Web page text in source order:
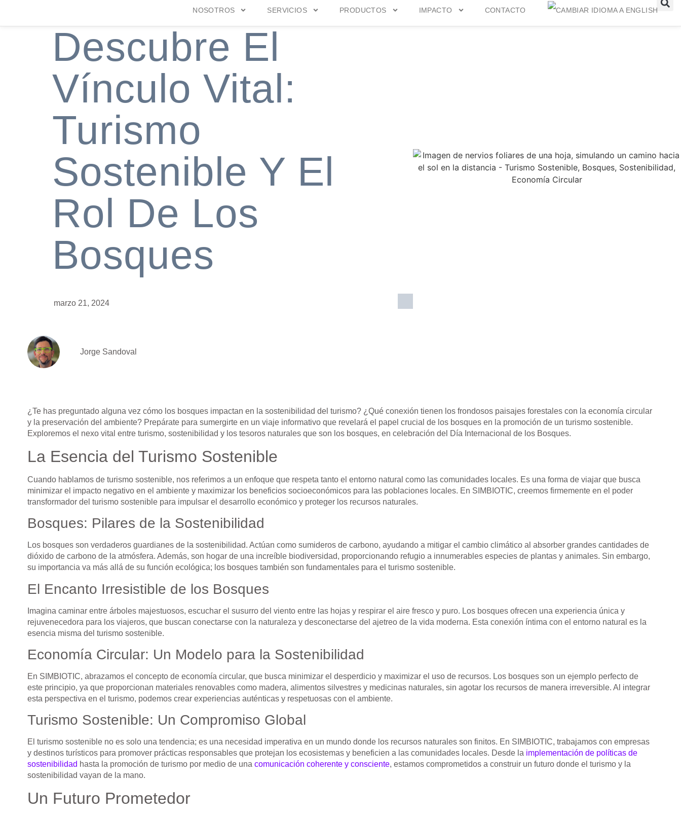
NOSOTROS SERVICIOS PRODUCTOS IMPACTO CONTACTO
Descubre El
Vínculo Vital:
Turismo
Sostenible Y El
Rol De Los
Bosques
marzo 21, 2024
Jorge Sandoval
¿Te has preguntado alguna vez cómo los bosques impactan en la sostenibilidad del turismo? ¿Qué conexión tienen los frondosos paisajes forestales con la economía circular
y la preservación del ambiente? Prepárate para sumergirte en un viaje informativo que revelará el papel crucial de los bosques en la promoción de un turismo sostenible.
Exploremos el nexo vital entre turismo, sostenibilidad y los tesoros naturales que son los bosques, en celebración del Día Internacional de los Bosques.
La Esencia del Turismo Sostenible
Cuando hablamos de turismo sostenible, nos referimos a un enfoque que respeta tanto el entorno natural como las comunidades locales. Es una forma de viajar que busca
minimizar el impacto negativo en el ambiente y maximizar los beneficios socioeconómicos para las poblaciones locales. En SIMBIOTIC, creemos firmemente en el poder
transformador del turismo sostenible para impulsar el desarrollo económico y proteger los recursos naturales.
Bosques: Pilares de la Sostenibilidad
Los bosques son verdaderos guardianes de la sostenibilidad. Actúan como sumideros de carbono, ayudando a mitigar el cambio climático al absorber grandes cantidades de
dióxido de carbono de la atmósfera. Además, son hogar de una increíble biodiversidad, proporcionando refugio a innumerables especies de plantas y animales. Sin embargo,
su importancia va más allá de su función ecológica; los bosques también son fundamentales para el turismo sostenible.
El Encanto Irresistible de los Bosques
Imagina caminar entre árboles majestuosos, escuchar el susurro del viento entre las hojas y respirar el aire fresco y puro. Los bosques ofrecen una experiencia única y
rejuvenecedora para los viajeros, que buscan conectarse con la naturaleza y desconectarse del ajetreo de la vida moderna. Esta conexión íntima con el entorno natural es la
esencia misma del turismo sostenible.
Economía Circular: Un Modelo para la Sostenibilidad
En SIMBIOTIC, abrazamos el concepto de economía circular, que busca minimizar el desperdicio y maximizar el uso de recursos. Los bosques son un ejemplo perfecto de
este principio, ya que proporcionan materiales renovables como madera, alimentos silvestres y medicinas naturales, sin agotar los recursos de manera irreversible. Al integrar
esta perspectiva en el turismo, podemos crear experiencias auténticas y respetuosas con el ambiente.
Turismo Sostenible: Un Compromiso Global
El turismo sostenible no es solo una tendencia; es una necesidad imperativa en un mundo donde los recursos naturales son finitos. En SIMBIOTIC, trabajamos con empresas
y destinos turísticos para promover prácticas responsables que protejan los ecosistemas y beneficien a las comunidades locales. Desde la implementación de políticas de
sostenibilidad hasta la promoción de turismo por medio de una comunicación coherente y consciente, estamos comprometidos a construir un futuro donde el turismo y la
sostenibilidad vayan de la mano.
Un Futuro Prometedor